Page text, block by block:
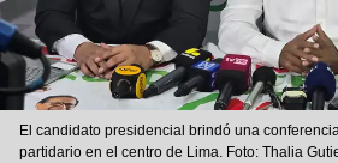
El candidato presidencial brindó una
partidario en el centro de Lima. Foto: Thalia